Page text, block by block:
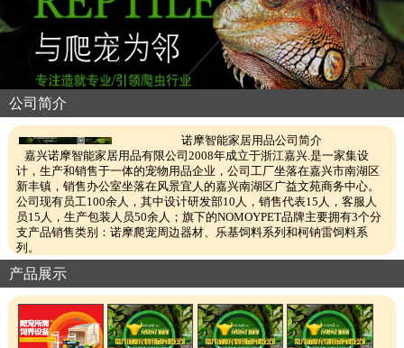
公司简介
诺摩智能家居用品公司简介
嘉兴诺摩智能家居用品有限公司2008年成立于浙江嘉兴.是一家集设
计，生产和销售于一体的宠物用品企业，公司工厂坐落在嘉兴市南湖区
新丰镇，销售办公室坐落在风景宜人的嘉兴南湖区广益文苑商务中心。
公司现有员工100余人，其中设计研发部10人，销售代表15人，客服人
员15人，生产包装人员50余人；旗下的NOMOYPET品牌主要拥有3个分
支产品销售类别：诺摩爬宠周边器材、乐基饲料系列和柯钠雷饲料系
列。
作为爬虫器材国内的批发厂家，我司的产品品种齐全、价格合理，经
销商遍布全国，并且与他们建立了长期稳定的合作关系；另远销英国、
美国、意大利等欧美国家、日本、印度等亚洲国家。
诺摩宠物用品一直秉承以用户需求为核心,在专注爬宠市场开拓的同时,
优质的商品、用心的服务，以多品种经营特色的原则赢得了众多企业的
信赖和好评,在爬宠行业逐渐树立起公司良好品牌。诺摩邀您共创宠物新
产品展示